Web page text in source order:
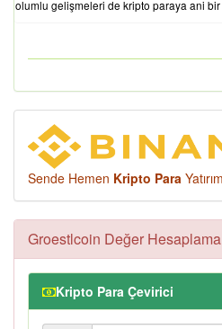
olumlu gelişmeleri de kripto paraya ani bir
Sende Hemen Kripto Para
Groestlcoin Değer Hesaplama
Kripto Para Çevirici